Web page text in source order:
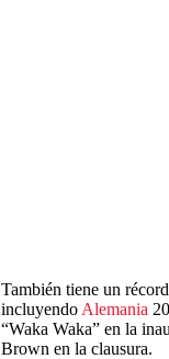
También tiene un
incluyendo Alemania
“Waka Waka” en la
Brown en la clausura.